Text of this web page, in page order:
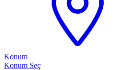
Konum
Konum Seç